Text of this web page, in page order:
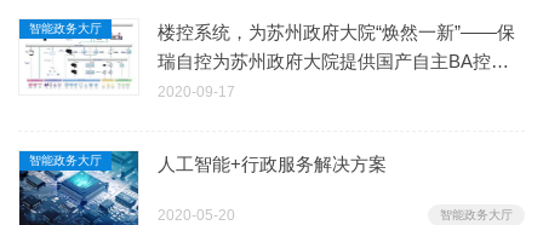
智能政务大厅
楼控系统，为苏州政府大院“焕然一新”——保
瑞自控为苏州政府大院提供国产自主BA控制
系统
2020-09-17
智能政务大厅 人工智能+行政服务解决方案
2020-05-20 智能政务大厅